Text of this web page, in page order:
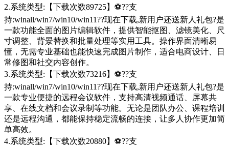
2.系统类型:【下载次数89725】⚽??支
持:winall/win7/win10/win11??现在下载,新用户还送新人礼包?是
一款功能全面的图片编辑软件，提供智能抠图、滤镜美化、尺
寸调整、背景替换和批量处理等实用工具。操作界面清晰易
懂，无需专业基础也能快速完成图片制作，适合电商设计、日
常修图和社交内容创作。
3.系统类型:【下载次数73216】⚽??支
持:winall/win7/win10/win11??现在下载,新用户还送新人礼包?是
一款专业便捷的远程会议软件，支持高清视频通话、屏幕共
享、在线文档和会议录制等功能。无论是团队办公、课程培训
还是远程沟通，都能保持稳定流畅的连接，让多人协作更加简
单高效。
4.系统类型:【下载次数20880】⚽??支